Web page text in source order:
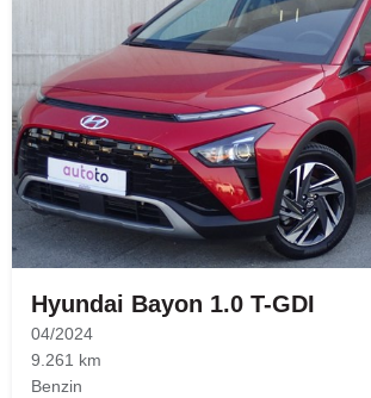
Hyundai Bayon 1.0 T-GDI
04/2024
9.261 km
Benzin